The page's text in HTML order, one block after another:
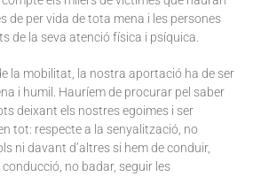
de per vida de tota mena i les persones
de la seva atenció física i psíquica.
la mobilitat, la nostra aportació ha de ser
i humil. Hauríem de procurar pel saber
deixant els nostres egoimes i ser
tot: respecte a la senyalització, no
ni davant d’altres si hem de conduir,
no badar, seguir les